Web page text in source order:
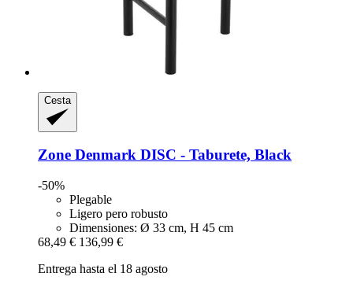
Cesta
Zone Denmark DISC -​ Taburete, Black
-50%
Plegable
Ligero pero robusto
Dimensiones: Ø 33 cm, H 45 cm
68,49 € 136,99 €
Entrega hasta el 18 agosto